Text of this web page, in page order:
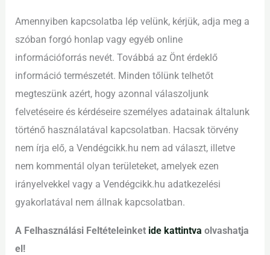
Amennyiben kapcsolatba lép velünk, kérjük, adja meg a
szóban forgó honlap vagy egyéb online
információforrás nevét. Továbbá az Önt érdeklő
információ természetét. Minden tőlünk telhetőt
megteszünk azért, hogy azonnal válaszoljunk
felvetéseire és kérdéseire személyes adatainak általunk
történő használatával kapcsolatban. Hacsak törvény
nem írja elő, a Vendégcikk.hu nem ad választ, illetve
nem kommentál olyan területeket, amelyek ezen
irányelvekkel vagy a Vendégcikk.hu adatkezelési
gyakorlatával nem állnak kapcsolatban.
A Felhasználási Feltételeinket ide kattintva olvashatja
el!